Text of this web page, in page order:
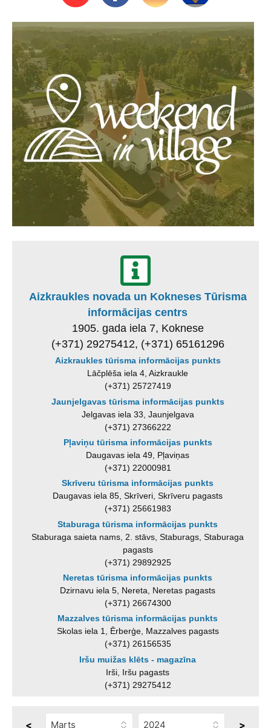
Aizkraukles novada un Kokneses Tūrisma
informācijas centrs
1905. gada iela 7, Koknese
(+371) 29275412, (+371) 65161296
Aizkraukles tūrisma informācijas punkts
Lāčplēša iela 4, Aizkraukle
(+371) 25727419
Jaunjelgavas tūrisma informācijas punkts
Jelgavas iela 33, Jaunjelgava
(+371) 27366222
Pļaviņu tūrisma informācijas punkts
Daugavas iela 49, Pļaviņas
(+371) 22000981
Skrīveru tūrisma informācijas punkts
Daugavas iela 85, Skrīveri, Skrīveru pagasts
(+371) 25661983
Staburaga tūrisma informācijas punkts
Staburaga saieta nams, 2. stāvs, Staburags, Staburaga
pagasts
(+371) 29892925
Neretas tūrisma informācijas punkts
Dzirnavu iela 5, Nereta, Neretas pagasts
(+371) 26674300
Mazzalves tūrisma informācijas punkts
Skolas iela 1, Ērberģe, Mazzalves pagasts
(+371) 26156535
Iršu muižas klēts - magazīna
Irši, Iršu pagasts
(+371) 29275412
< >